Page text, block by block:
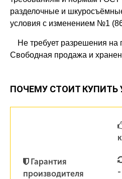
разделочные и
условия с изменением №1
Не требует разрешения на
Свободная продажа и
ПОЧЕМУ СТОИТ КУПИТЬ
Гарантия
производителя